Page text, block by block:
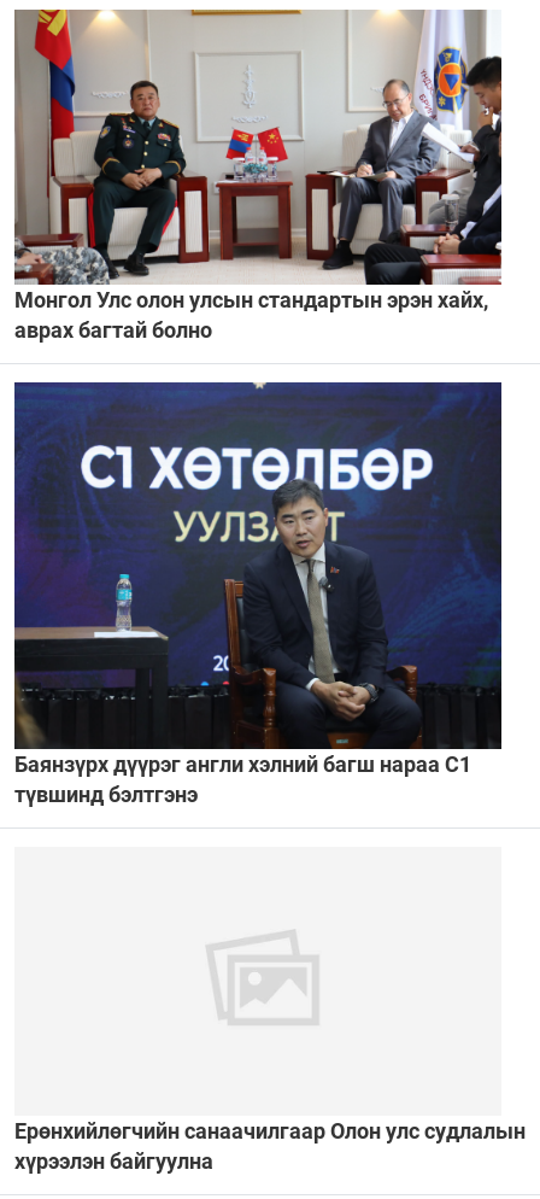
Монгол Улс олон улсын стандартын эрэн хайх,
аврах багтай болно
Баянзүрх дүүрэг англи хэлний багш нараа С1
түвшинд бэлтгэнэ
Ерөнхийлөгчийн санаачилгаар Олон улс судлалын
хүрээлэн байгуулна